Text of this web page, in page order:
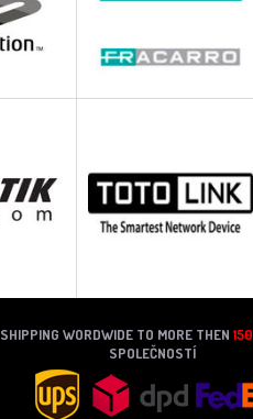
SHIPPING WORDWIDE TO MORE THEN150
SPOLEČNOSTÍ